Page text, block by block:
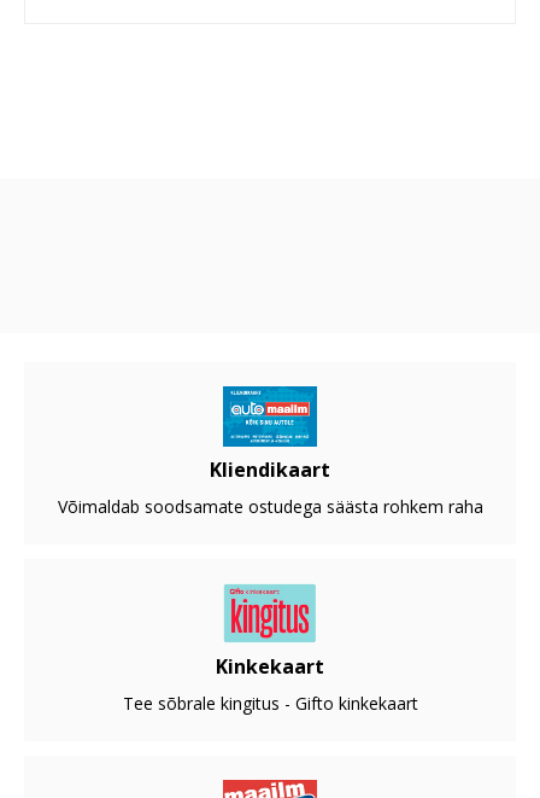
Kliendikaart
Võimaldab soodsamate ostudega säästa rohkem raha
Kinkekaart
Tee sõbrale kingitus - Gifto kinkekaart